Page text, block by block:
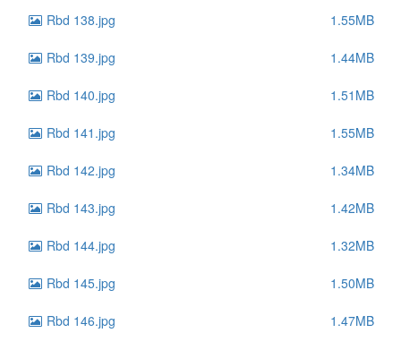
Rbd 138.jpg 1.55MB
Rbd 139.jpg 1.44MB
Rbd 140.jpg 1.51MB
Rbd 141.jpg 1.55MB
Rbd 142.jpg 1.34MB
Rbd 143.jpg 1.42MB
Rbd 144.jpg 1.32MB
Rbd 145.jpg 1.50MB
Rbd 146.jpg 1.47MB